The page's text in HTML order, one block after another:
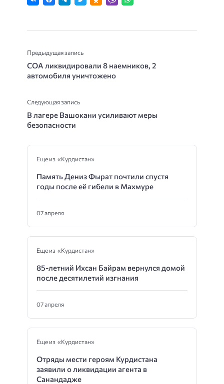
Предыдущая запись
СОА ликвидировали 8 наемников, 2
автомобиля уничтожено
Следующая запись
В лагере Вашокани усиливают меры
безопасности
Еще из «Курдистан»
Память Дениз Фырат почтили спустя
годы после её гибели в Махмуре
07 апреля
Еще из «Курдистан»
85-летний Ихсан Байрам вернулся домой
после десятилетий изгнания
07 апреля
Еще из «Курдистан»
Отряды мести героям Курдистана
заявили о ликвидации агента в
Санандадже